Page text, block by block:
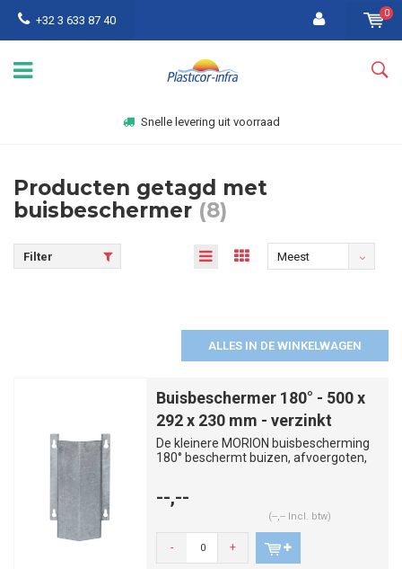
+32 3 633 87 40
0
Snelle levering uit voorraad
Producten getagd met
buisbeschermer (8)
Filter
Meest
ALLES IN DE WINKELWAGEN
Buisbeschermer 180° - 500 x
292 x 230 mm - verzinkt
De kleinere MORION buisbescherming
180° beschermt buizen, afvoergoten,
--,--
(--,-- Incl. btw)
- +